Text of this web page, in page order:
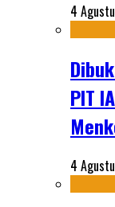
4
PIT
4